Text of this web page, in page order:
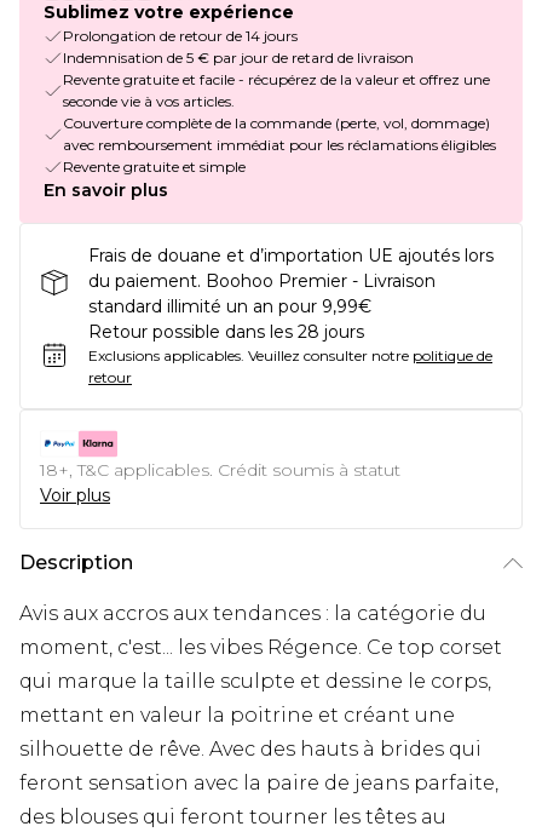
Sublimez votre expérience
Prolongation de retour de 14 jours
Indemnisation de 5 € par jour de retard de livraison
Revente gratuite et facile - récupérez de la valeur et offrez une
seconde vie à vos articles.
Couverture complète de la commande (perte, vol, dommage)
avec remboursement immédiat pour les réclamations éligibles
Revente gratuite et simple
En savoir plus
Frais de douane et d’importation UE ajoutés lors
du paiement. Boohoo Premier - Livraison
standard illimité un an pour 9,99€
Retour possible dans les 28 jours
Exclusions applicables. Veuillez consulter notre politique de
retour
18+, T&C applicables. Crédit soumis à statut
Voir plus
Description
Avis aux accros aux tendances : la catégorie du
moment, c'est... les vibes Régence. Ce top corset
qui marque la taille sculpte et dessine le corps,
mettant en valeur la poitrine et créant une
silhouette de rêve. Avec des hauts à brides qui
feront sensation avec la paire de jeans parfaite,
des blouses qui feront tourner les têtes au